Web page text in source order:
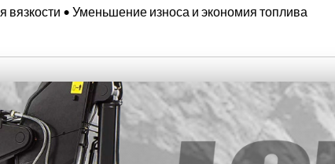
• Уменьшение износа и экономия топлива